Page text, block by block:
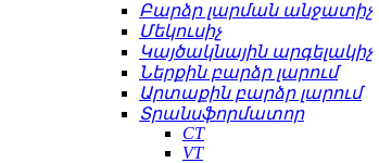
Բարձր լարման անջատիչ
Մեկուսիչ
Կայծակնային արգելակիչ
Ներքին բարձր լարում
Արտաքին բարձր լարում
Տրանսֆորմատոր
CT
VT